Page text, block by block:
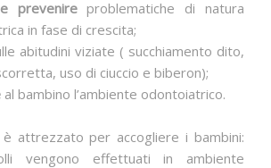
prevenireproblematiche di natura
in fase di crescita;
abitudini viziate ( succhiamento dito,
uso di ciuccio e biberon);
al bambino l’ambiente odontoiatrico.
attrezzato per accogliere i bambini:
vengono effettuati in ambiente